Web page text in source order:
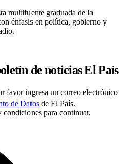
multifuente graduada de la
énfasis en política, gobierno y
de noticias El País
favor ingresa un correo electrónico
de Datos de El País.
condiciones para continuar.